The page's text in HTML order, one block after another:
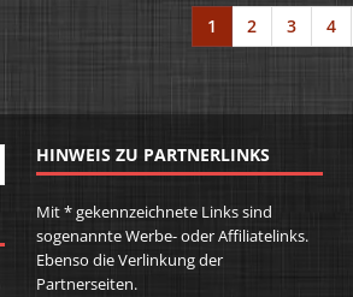
1 2 3 4
HINWEIS ZU PARTNERLINKS
Mit * gekennzeichnete Links sind
sogenannte Werbe- oder Affiliatelinks.
Ebenso die Verlinkung der
Partnerseiten.